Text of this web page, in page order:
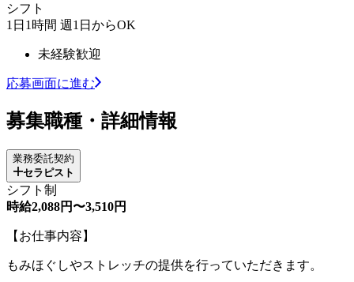
シフト
1日1時間 週1日からOK
未経験歓迎
応募画面に進む
募集職種・詳細情報
業務委託契約
セラピスト
シフト制
時給2,088円〜3,510円
【お仕事内容】
もみほぐしやストレッチの提供を行っていただきます。